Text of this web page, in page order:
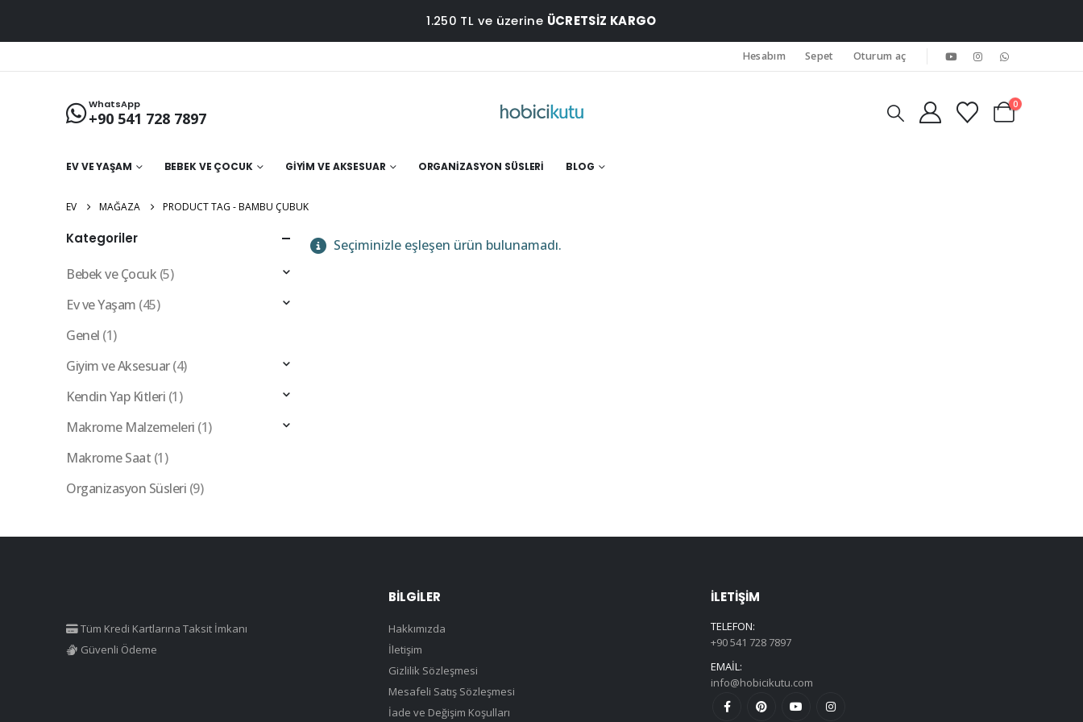
1.250 TL ve üzerine ÜCRETSİZ KARGO
Hesabım Sepet Oturum aç
WhatsApp
+90 541 728 7897
0
EV VE YAŞAM BEBEK VE ÇOCUK GIYIM VE AKSESUAR ORGANIZASYON SÜSLERI BLOG
EV MAĞAZA PRODUCT TAG -BAMBU ÇUBUK
Seçiminizle eşleşen ürün bulunamadı.
Kategoriler
Bebek ve Çocuk (5)
Ev ve Yaşam (45)
Genel (1)
Giyim ve Aksesuar(4)
Kendin Yap Kitleri (1)
Makrome Malzemeleri (1)
Makrome Saat (1)
Organizasyon Süsleri (9)
Tüm Kredi Kartlarına Taksit İmkanı
Güvenli Ödeme
BILGILER
Hakkımızda
İletişim
Gizlilik Sözleşmesi
Mesafeli Satış Sözleşmesi
İade ve Değişim Koşulları
İLETIŞIM
TELEFON:
+90 541 728 7897
EMAIL:
info@hobicikutu.com